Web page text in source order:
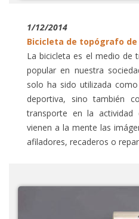
1/12/2014
Bicicleta de topógrafo de
La bicicleta es el medio de
popular en nuestra
solo ha sido utilizada
deportiva, sino también
transporte en la actividad
vienen a la mente las
afiladores, recaderos o